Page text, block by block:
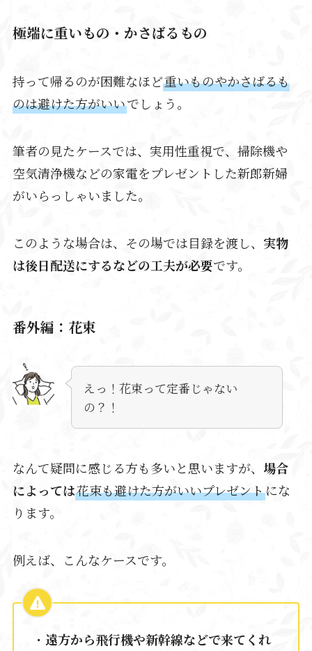
極端に重いもの・かさばるもの
持って帰るのが困難なほど重いものやかさばるも
のは避けた方がいいでしょう。
筆者の見たケースでは、実用性重視で、掃除機や
空気清浄機などの家電をプレゼントした新郎新婦
がいらっしゃいました。
このような場合は、その場では目録を渡し、 実物
は後日配送にするなどの工夫が必要です。
番外編：花束
えっ！花束って定番じゃない
の？！
なんて疑問に感じる方も多いと思いますが、 場合
によっては花束も避けた方がいいプレゼントにな
ります。
例えば、こんなケースです。
・ 遠方から飛行機や新幹線などで来てくれ